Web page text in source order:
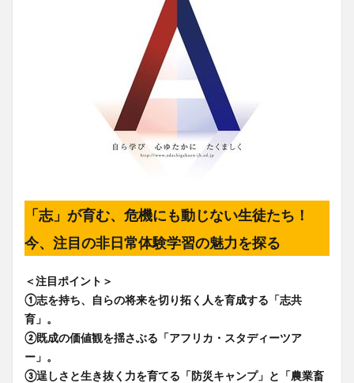
「志」が育む、危機にも動じない生徒たち！
今、注目の非日常体験学習の魅力を探る
＜注目ポイント＞
①志を持ち、自らの将来を切り拓く人を育成する「志共
育」。
②既成の価値観を揺さぶる「アフリカ・スタディーツア
ー」。
③逞しさと生き抜く力を育てる「防災キャンプ」と「農業畜